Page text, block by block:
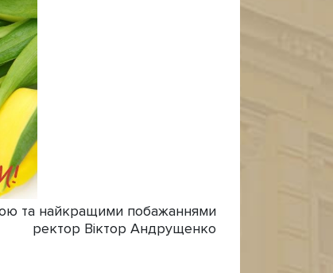
та найкращими побажаннями
ректор Віктор Андрущенко